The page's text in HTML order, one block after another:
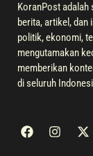
KoranPost adalah
berita, artikel,
politik, ekonomi,
mengutamakan
memberikan
di seluruh